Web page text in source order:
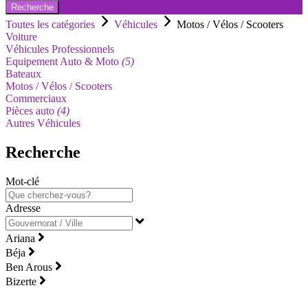
Recherche
Toutes les catégories Véhicules
Motos / Vélos / Scooters
Voiture
Véhicules Professionnels
Equipement Auto & Moto (5)
Bateaux
Motos / Vélos / Scooters
Commerciaux
Pièces auto (4)
Autres Véhicules
Recherche
Mot-clé
Adresse
Ariana
Béja
Ben Arous
Bizerte